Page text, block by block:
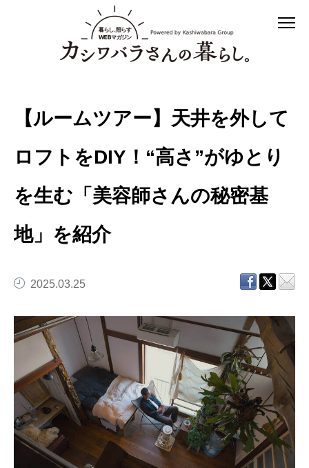
【ルームツアー】天井を外して
ロフトをDIY！“高さ”がゆとり
を生む「美容師さんの秘密基
地」を紹介
2025.03.25